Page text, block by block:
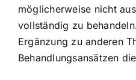
möglicherweise nicht
vollständig zu
Ergänzung zu anderen
Behandlungsansätzen